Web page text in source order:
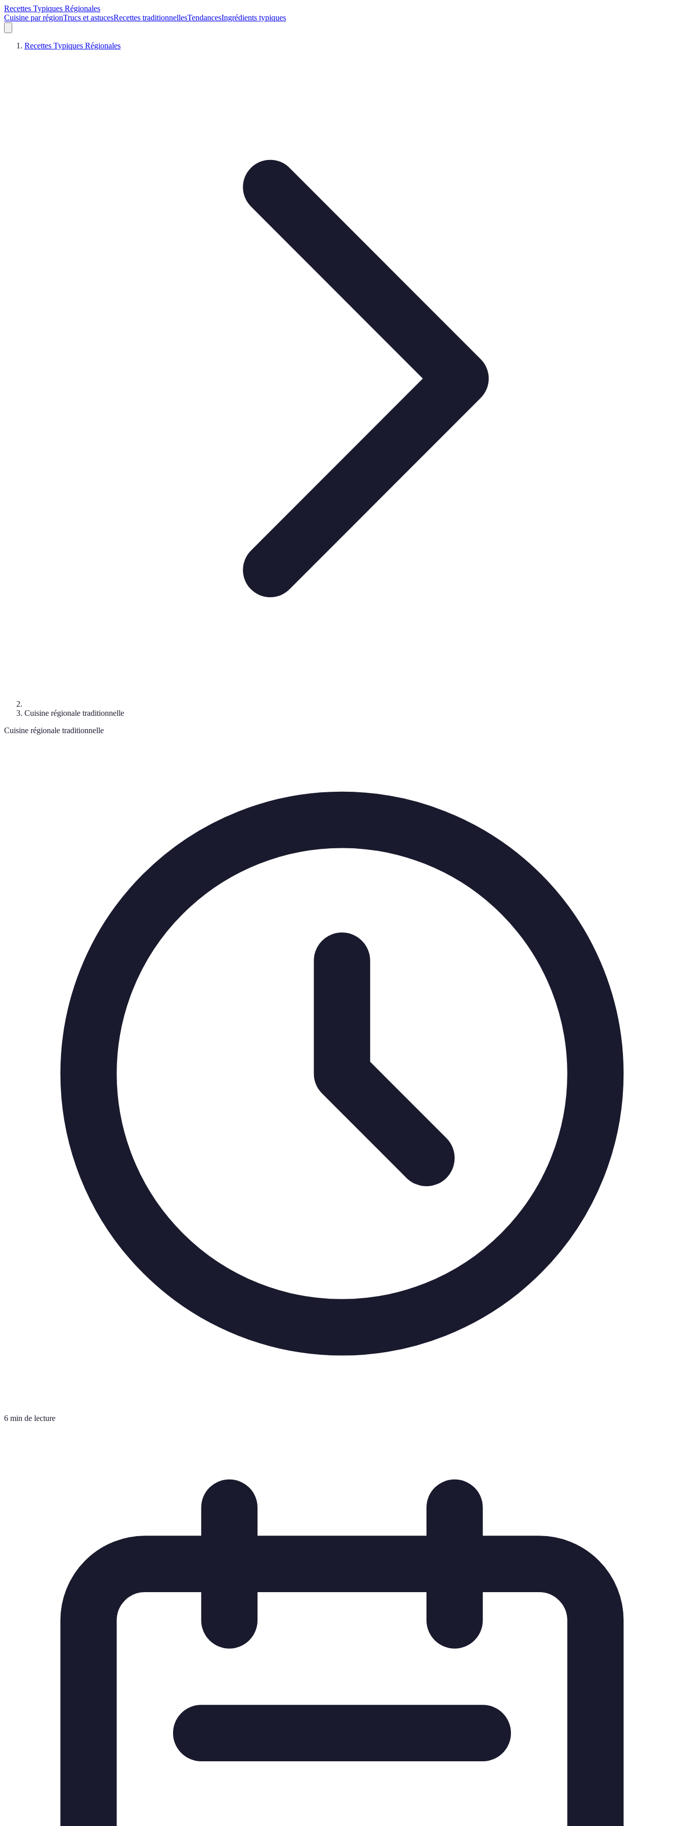
Recettes Typiques Régionales
Cuisine par régionTrucs et astucesRecettes traditionnellesTendancesIngrédients typiques
Recettes Typiques Régionales
Cuisine régionale traditionnelle
Cuisine régionale traditionnelle
6 min de lecture